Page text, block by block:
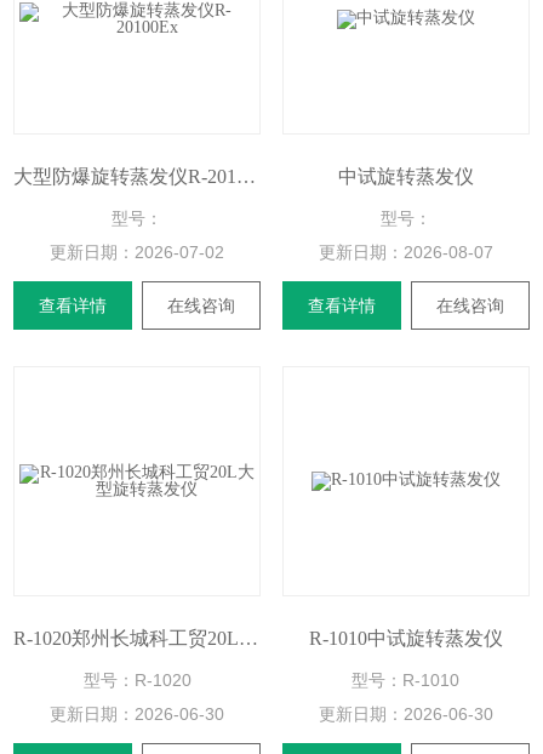
大型防爆旋转蒸发仪R-20100Ex
型号：
更新日期： 2026-07-02
查看详情 在线咨询
中试旋转蒸发仪
型号：
更新日期： 2026-08-07
查看详情 在线咨询
R-1020郑州长城科工贸20L大型旋转蒸发仪
型号：R-1020
更新日期： 2026-06-30
R-1010中试旋转蒸发仪
型号：R-1010
更新日期： 2026-06-30